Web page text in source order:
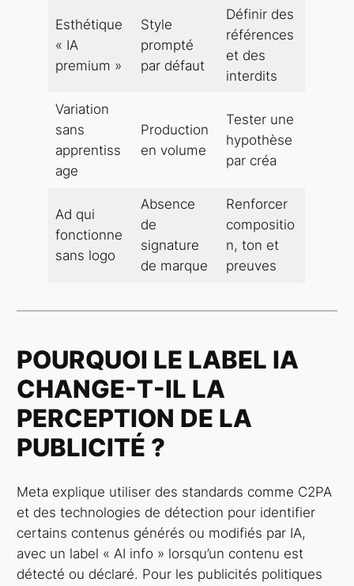
Esthétique
« IA
premium »
Style
prompté
par défaut
Définir des
références
et des
interdits
Variation
sans
apprentiss
age
Production
en volume
Tester une
hypothèse
par créa
Ad qui
fonctionne
sans logo
Absence
de
signature
de marque
Renforcer
compositio
n, ton et
preuves
POURQUOI LE LABEL IA
CHANGE-T-IL LA
PERCEPTION DE LA
PUBLICITÉ ?
Meta explique utiliser des standards comme C2PA
et des technologies de détection pour identifier
certains contenus générés ou modifiés par IA,
avec un label « AI info » lorsqu’un contenu est
détecté ou déclaré. Pour les publicités politiques